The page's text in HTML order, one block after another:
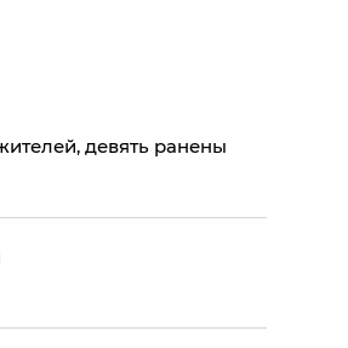
девять ранены